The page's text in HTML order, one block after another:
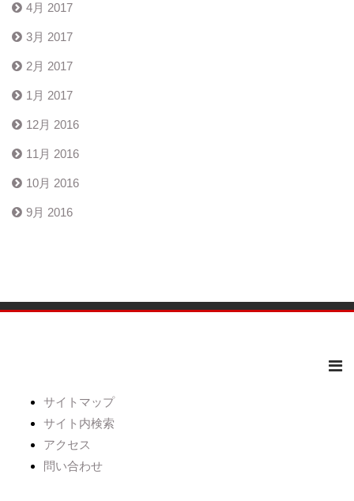
4月 2017
3月 2017
2月 2017
1月 2017
12月 2016
11月 2016
10月 2016
9月 2016
サイトマップ
サイト内検索
アクセス
問い合わせ